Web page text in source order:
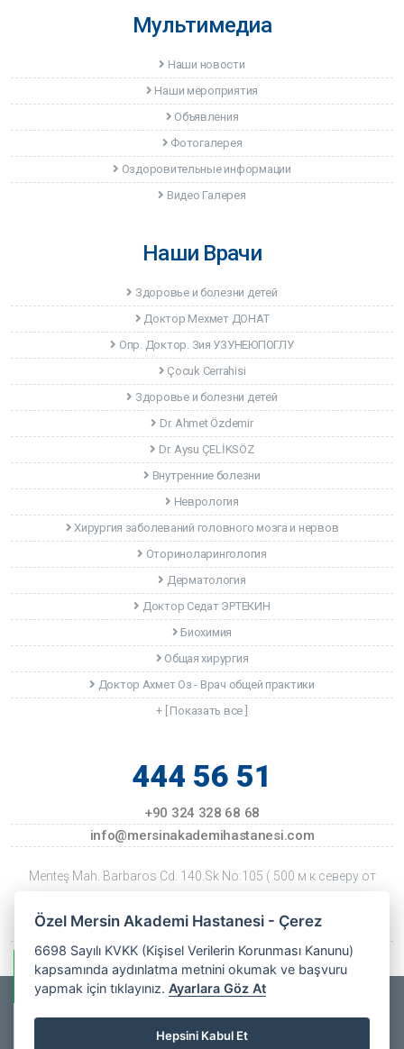
Информация о WhatsApp
Online
Мультимедиа
Наши новости
Наши мероприятия
Объявления
Фотогалерея
Оздоровительные информации
Видео Галерея
Наши Врачи
Здоровье и болезни детей
Доктор Мехмет ДОНАТ
Опр. Доктор. Зия УЗУНЕЮПОГЛУ
Çocuk Cerrahisi
Здоровье и болезни детей
Dr. Ahmet Özdemir
Dr. Aysu ÇELİKSÖZ
Внутренние болезни
Неврология
Хирургия заболеваний головного мозга и нервов
Оториноларингология
Дерматология
Доктор Седат ЭРТЕКИН
Биохимия
Общая хирургия
Доктор Ахмет Оз - Врач общей практики
+ [ Показать все ]
444 56 51
+90 324 328 68 68
info@mersinakademihastanesi.com
Menteş Mah. Barbaros Cd. 140.Sk No:105 ( 500 м к северу от
Дата последнего обновления: 22 Temmuz 2026 Çarşamba
Copyrights © 2025Özel Mersin Akademi Hastanesi- All Rights
Reserved. |Веб-дизайн
Özel Mersin Akademi Hastanesi - Çerez
6698 Sayılı KVKK (Kişisel Verilerin Korunması Kanunu)
kapsamında aydınlatma metnini okumak ve başvuru
yapmak için tıklayınız.Ayarlara Göz At
Hepsini Kabul Et